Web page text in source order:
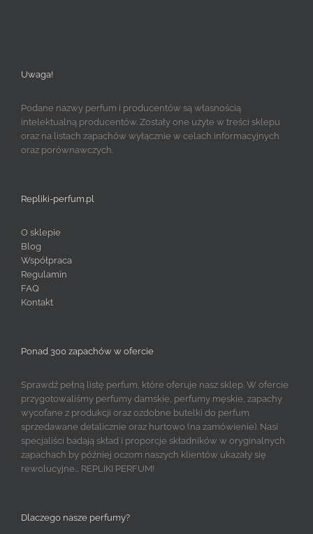
Uwaga!
Podane nazwy perfum i producentów są własnością
intelektualną producentów. Zostały one użyte w treści sklepu
oraz na listach zapachów wyłącznie w celach informacyjnych
oraz porównawczych.
Repliki-perfum.pl
O sklepie
Blog
Współpraca
Regulamin
FAQ
Kontakt
Ponad 300 zapachów w ofercie
Sprawdź pełną listę perfum, które oferuje nasz sklep. W ofercie
przygotowaliśmy perfumy damskie, perfumy męskie, zapachy
wycofane z produkcji oraz ozdobne butelki do perfum
sprzedawane detalicznie oraz hurtowo (na zamówienie). Nasi
specjaliści badają skład i proporcje składników w oryginalnych
zapachach by później oczom naszych klientów ukazały się
rewolucyjne... REPLIKI PERFUM!
Dlaczego nasze perfumy?